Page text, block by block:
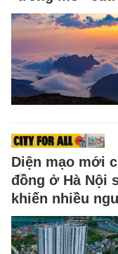
Diện mạo mới
đồng ở Hà Nội
khiến nhiều